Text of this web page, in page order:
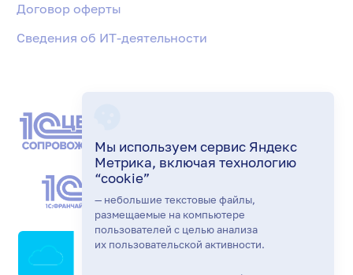
Мы используем сервис Яндекс
Метрика, включая технологию
“cookie”
— небольшие текстовые файлы,
размещаемые на компьютере
пользователей с целью анализа
их пользовательской активности.
Договор оферты
Сведения об ИТ-деятельности